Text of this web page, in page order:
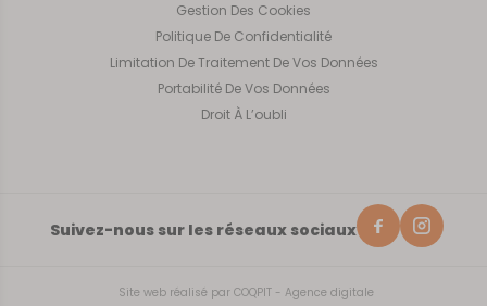
Gestion Des Cookies
Politique De Confidentialité
Limitation De Traitement De Vos Données
Portabilité De Vos Données
Droit À L’oubli
Suivez-nous sur les réseaux sociaux
Site web réalisé par COQPIT - Agence digitale